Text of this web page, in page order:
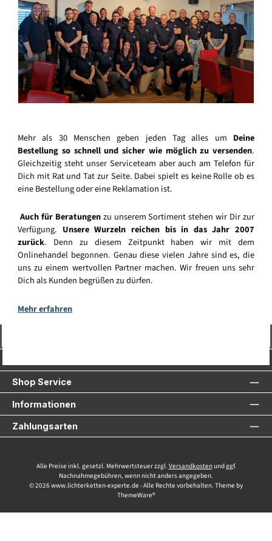
Mehr als 30 Menschen geben jeden Tag alles um Deine
Bestellung so schnell und sicher wie möglich zu versenden.
Gleichzeitig steht unser Serviceteam aber auch am Telefon für
Dich mit Rat und Tat zur Seite. Dabei spielt es keine Rolle ob es
eine Bestellung oder eine Reklamation ist.
Auch für Beratungenzu unserem Sortiment stehen wir Dir zur
Verfügung. Unsere Wurzeln reichen bis in das Jahr 2007
zurück. Denn zu diesem Zeitpunkt haben wir mit dem
Onlinehandel begonnen. Genau diese vielen Jahre sind es, die
uns zu einem wertvollen Partner machen. Wir freuen uns sehr
Dich als Kunden begrüßen zu dürfen.
Mehr erfahren
Shop Service
Informationen
Zahlungsarten
Alle Preise inkl. gesetzl. Mehrwertsteuer zzgl. Versandkostenund ggf.
Nachnahmegebühren, wenn nicht anders angegeben.
© 2026 www.lichterketten-experte.de - Alle Rechte vorbehalten. Theme by
ThemeWare®